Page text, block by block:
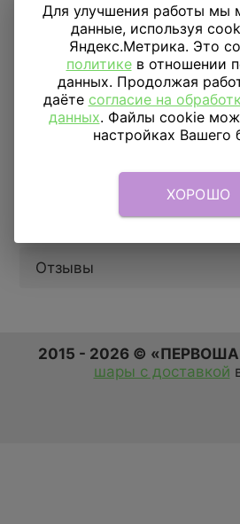
ДОСТАВКАПО МОСКВЕ
Доставка в пределах МКАД 590 руб.
Доставка за МКАД 690
Скидка подписчикам 5%
Параметры
Отзывы
2015 - 2026 ©
шары с доставкой
Для улучшения работы мы
данные, используя
Яндекс.Метрика. Это
политикев отношении
данных. Продолжая
даёте согласие на
данных. Файлы cookie
настройках Вашего
ХОРОШО